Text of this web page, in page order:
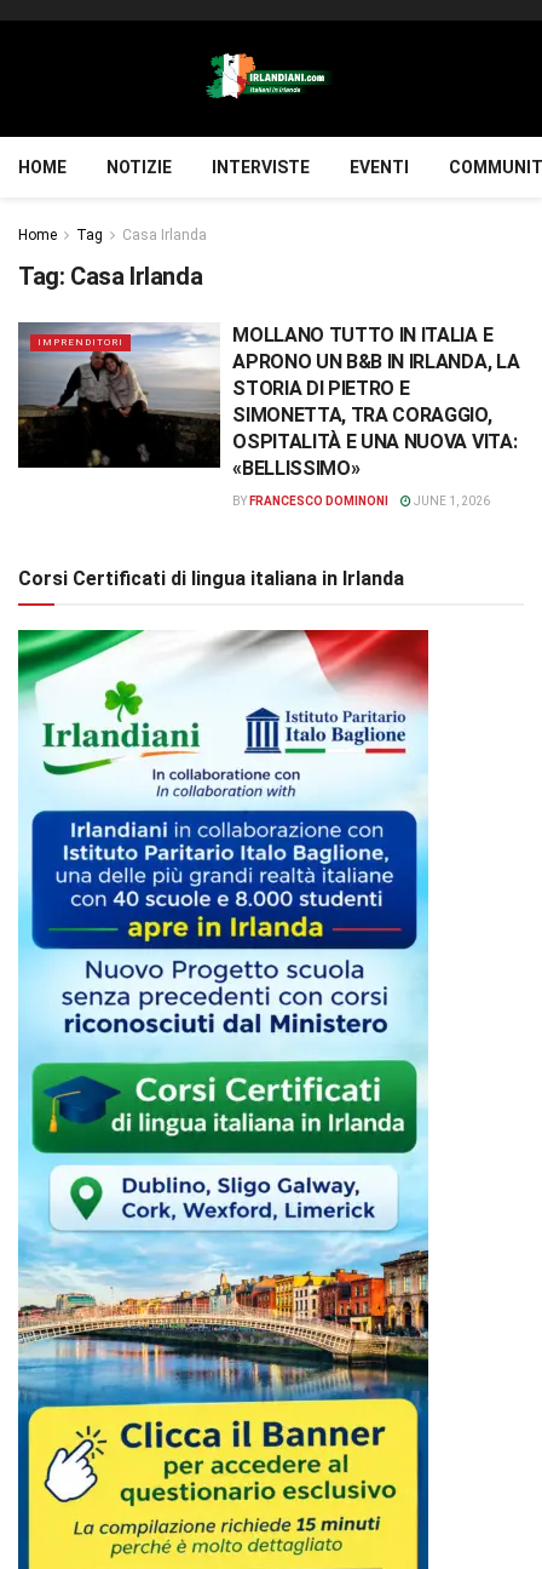
HOME NOTIZIE INTERVISTE EVENTI
Home Tag Casa Irlanda
Tag: Casa Irlanda
IMPRENDITORI
MOLLANO TUTTO IN ITALIA E
APRONO UN B&B IN IRLANDA, LA
STORIA DI PIETRO E
SIMONETTA, TRA CORAGGIO,
OSPITALITÀ E UNA NUOVA VITA:
«BELLISSIMO»
BY FRANCESCO DOMINONI JUNE 1, 2026
Corsi Certificati di lingua italiana in Irlanda